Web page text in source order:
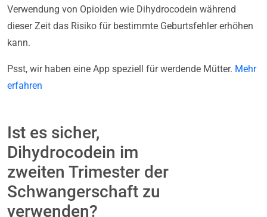
Verwendung von Opioiden wie Dihydrocodein während
dieser Zeit das Risiko für bestimmte Geburtsfehler erhöhen
kann.
Psst, wir haben eine App speziell für werdende Mütter. Mehr
erfahren
Ist es sicher,
Dihydrocodein im
zweiten Trimester der
Schwangerschaft zu
verwenden?